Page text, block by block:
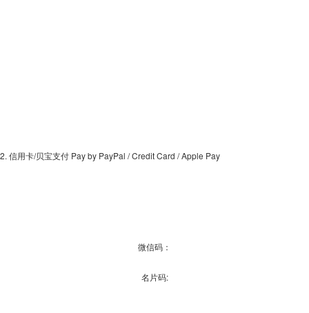
2. 信用卡/贝宝支付 Pay by PayPal / Credit Card / Apple Pay
微信码：
名片码: